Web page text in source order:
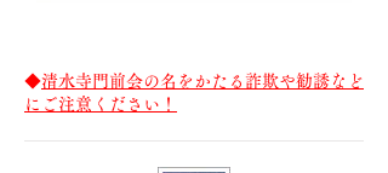
◆清水寺門前会の名をかたる詐欺や勧誘など
にご注意ください！